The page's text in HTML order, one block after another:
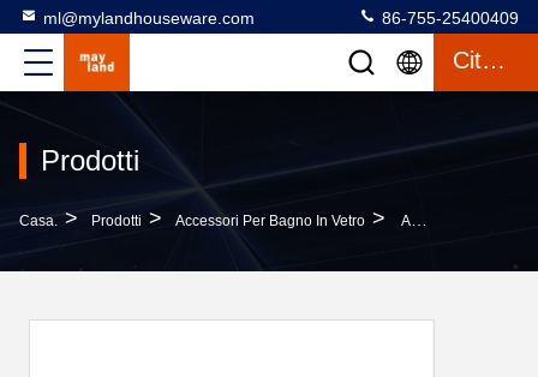
ml@mylandhouseware.com 86-755-25400409
Citazione
Prodotti
Casa. > Prodotti > Accessori Per Bagno In Vetro > Apparecchi Da Bagno In Vetro In Rosso E Verde